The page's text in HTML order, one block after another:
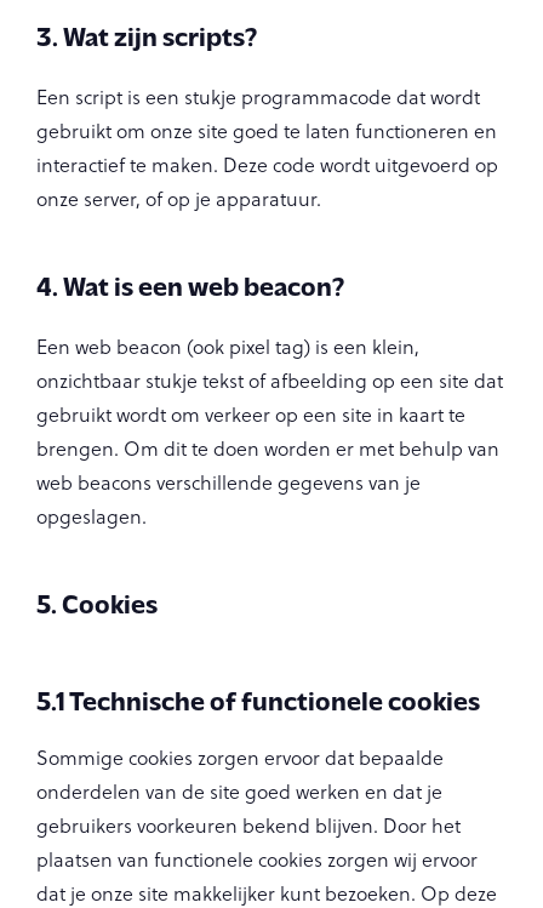
3. Wat zijn scripts?
Een script is een stukje programmacode dat wordt
gebruikt om onze site goed te laten functioneren en
interactief te maken. Deze code wordt uitgevoerd op
onze server, of op je apparatuur.
4. Wat is een web beacon?
Een web beacon (ook pixel tag) is een klein,
onzichtbaar stukje tekst of afbeelding op een site dat
gebruikt wordt om verkeer op een site in kaart te
brengen. Om dit te doen worden er met behulp van
web beacons verschillende gegevens van je
opgeslagen.
5. Cookies
5.1 Technische of functionele cookies
Sommige cookies zorgen ervoor dat bepaalde
onderdelen van de site goed werken en dat je
gebruikers voorkeuren bekend blijven. Door het
plaatsen van functionele cookies zorgen wij ervoor
dat je onze site makkelijker kunt bezoeken. Op deze